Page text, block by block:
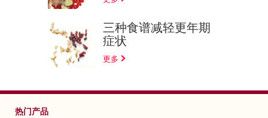
三种食谱减轻更年期
症状
更多
热门产品